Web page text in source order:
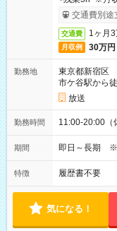
取りサービス
交通費別途
交通費 1ヶ月
月収例 30万円
勤務地
東京都新宿区
市ケ谷駅から
放送
勤務時間 11:00-20:00（
期間 即日～長期 ※
特徴 履歴書不要
気になる！